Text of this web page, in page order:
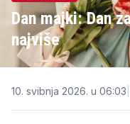
Dan majki: Dan
najviše
10. svibnja 2026. u 06:03